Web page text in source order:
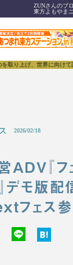
ZUNさんのブ
東方よもやま
界に向けて誇らし
2026/02/18
『フ
デモ版
フェス参